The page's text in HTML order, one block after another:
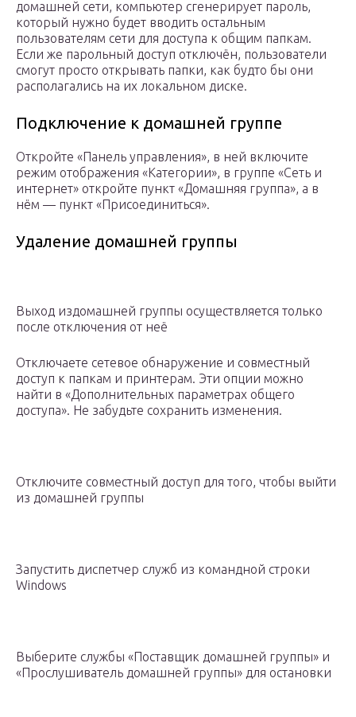
домашней сети, компьютер сгенерирует пароль,
который нужно будет вводить остальным
пользователям сети для доступа к общим папкам.
Если же парольный доступ отключён, пользователи
смогут просто открывать папки, как будто бы они
располагались на их локальном диске.
Подключение к домашней группе
Откройте «Панель управления», в ней включите
режим отображения «Категории», в группе «Сеть и
интернет» откройте пункт «Домашняя группа», а в
нём — пункт «Присоединиться».
Удаление домашней группы
Выход издомашней группы осуществляется только
после отключения от неё
Отключаете сетевое обнаружение и совместный
доступ к папкам и принтерам. Эти опции можно
найти в «Дополнительных параметрах общего
доступа». Не забудьте сохранить изменения.
Отключите совместный доступ для того, чтобы выйти
из домашней группы
Запустить диспетчер служб из командной строки
Windows
Выберите службы «Поставщик домашней группы» и
«Прослушиватель домашней группы» для остановки